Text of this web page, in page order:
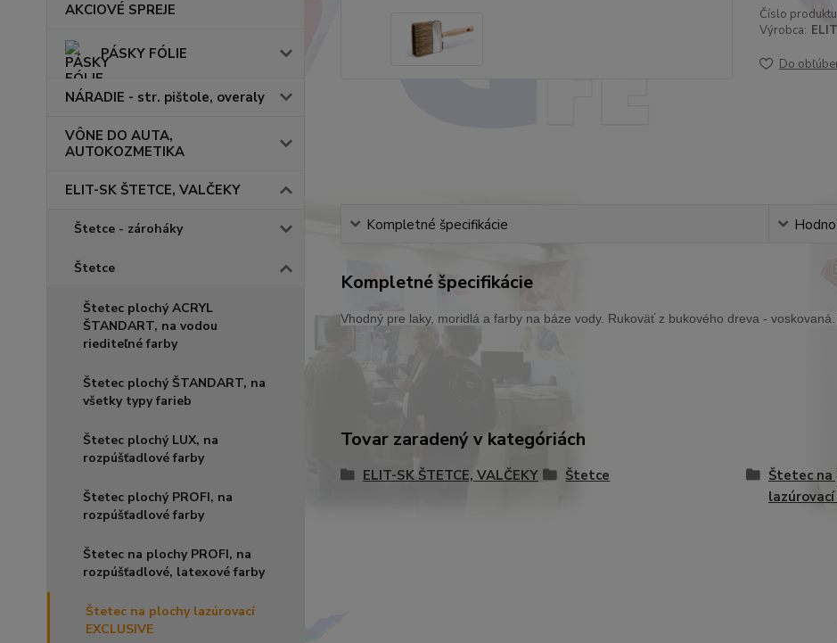
AKCIOVÉ SPREJE
PÁSKY FÓLIE
NÁRADIE - str. pištole, overaly
VÔNE DO AUTA,
AUTOKOZMETIKA
ELIT-SK ŠTETCE, VALČEKY
Štetce - zároháky
Štetce
Štetec plochý ACRYL
ŠTANDART, na vodou
riediteľné farby
Štetec plochý ŠTANDART, na
všetky typy farieb
Štetec plochý LUX, na
rozpúšťadlové farby
Štetec plochý PROFI, na
rozpúšťadlové farby
Štetec na plochy PROFI, na
rozpúšťadlové, latexové farby
Štetec na plochy lazúrovací
EXCLUSIVE
Číslo
Výrobca:
Do
Kompletné špecifikácie
Kompletné špecifikácie
Vhodný pre laky, moridlá a farby na báze vody. Rukoväť z bukového dreva - voskovaná.
Tovar zaradený v kategóriách
ELIT-SK ŠTETCE, VALČEKY Štetce
Štetec na
lazúrovací